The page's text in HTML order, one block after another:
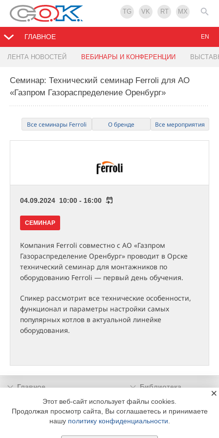
TG VK RT MX
ГЛАВНОЕ
ЛЕНТА НОВОСТЕЙ ВЕБИНАРЫ И КОНФЕРЕНЦИИ
EN
Семинар: Технический семинар Ferroli для АО
«Газпром Газораспределение Оренбург»
Все семинары Ferroli О бренде Все мероприятия
04.09.2024 10:00 - 16:00
СЕМИНАР
Компания Ferroli совместно с АО «Газпром
Газораспределение Оренбург» проводит в Орске
технический семинар для монтажников по
оборудованию Ferroli — первый день обучения.
Спикер рассмотрит все технические особенности,
функционал и параметры настройки самых
популярных котлов в актуальной линейке
оборудования.
Главное
Библиотека
Подписка
Реклама
Информация
© 2002 - 2026 OOO Издательский дом «МЕДИА ТЕХНОЛОДЖИ» +7 (495) 665-00-
Этот веб-сайт использует файлы cookies.
Продолжая просмотр сайта, Вы соглашаетесь и принимаете
нашу политику конфиденциальности
×